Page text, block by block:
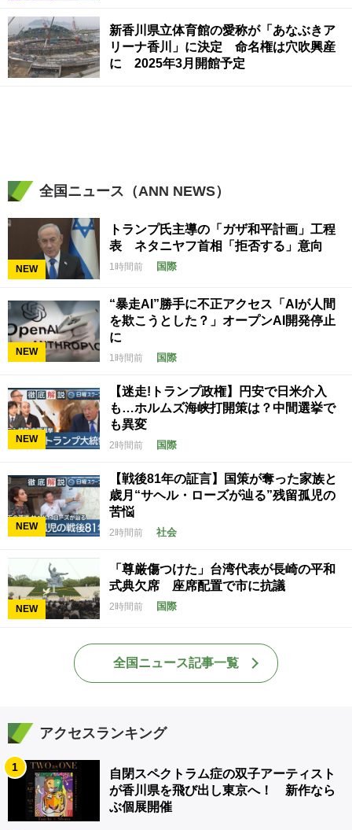
新香川県立体育館の愛称が「あなぶきア
リーナ香川」に決定 命名権は穴吹興産
に 2025年3月開館予定
全国ニュース（ANN NEWS）
NEW
トランプ氏主導の「ガザ和平計画」工程
表 ネタニヤフ首相「拒否する」意向
1時間前 国際
NEW
“暴走AI”勝手に不正アクセス「AIが人間
を欺こうとした？」オープンAI開発停止
に
1時間前 国際
NEW
【迷走!トランプ政権】円安で日米介入
も…ホルムズ海峡打開策は？中間選挙で
も異変
2時間前 国際
NEW
【戦後81年の証言】国策が奪った家族と
歳月“サヘル・ローズが辿る”残留孤児の
苦悩
2時間前 社会
NEW
「尊厳傷つけた」台湾代表が長崎の平和
式典欠席 座席配置で市に抗議
2時間前 国際
全国ニュース記事一覧
アクセスランキング
1
自閉スペクトラム症の双子アーティスト
が香川県を飛び出し東京へ！ 新作なら
ぶ個展開催